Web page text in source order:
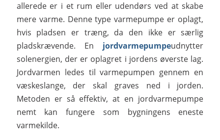
allerede er i et rum eller udendørs ved at skabe
mere varme. Denne type varmepumpe er oplagt,
hvis pladsen er træng, da den ikke er særlig
pladskrævende. En jordvarmepumpeudnytter
solenergien, der er oplagret i jordens øverste lag.
Jordvarmen ledes til varmepumpen gennem en
væskeslange, der skal graves ned i jorden.
Metoden er så effektiv, at en jordvarmepumpe
nemt kan fungere som bygningens eneste
varmekilde.